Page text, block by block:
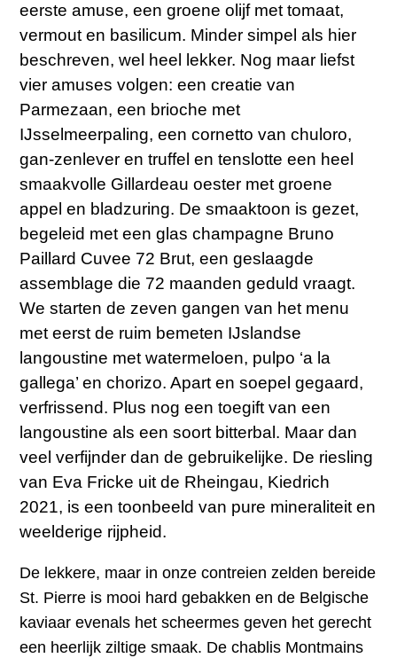
eerste amuse, een groene olijf met tomaat,
vermout en basilicum. Minder simpel als hier
beschreven, wel heel lekker. Nog maar liefst
vier amuses volgen: een creatie van
Parmezaan, een brioche met
IJsselmeerpaling, een cornetto van chuloro,
gan-zenlever en truffel en tenslotte een heel
smaakvolle Gillardeau oester met groene
appel en bladzuring. De smaaktoon is gezet,
begeleid met een glas champagne Bruno
Paillard Cuvee 72 Brut, een geslaagde
assemblage die 72 maanden geduld vraagt.
We starten de zeven gangen van het menu
met eerst de ruim bemeten IJslandse
langoustine met watermeloen, pulpo ‘a la
gallega’ en chorizo. Apart en soepel gegaard,
verfrissend. Plus nog een toegift van een
langoustine als een soort bitterbal. Maar dan
veel verfijnder dan de gebruikelijke. De riesling
van Eva Fricke uit de Rheingau, Kiedrich
2021, is een toonbeeld van pure mineraliteit en
weelderige rijpheid.
De lekkere, maar in onze contreien zelden bereide
St. Pierre is mooi hard gebakken en de Belgische
kaviaar evenals het scheermes geven het gerecht
een heerlijk ziltige smaak. De chablis Montmains